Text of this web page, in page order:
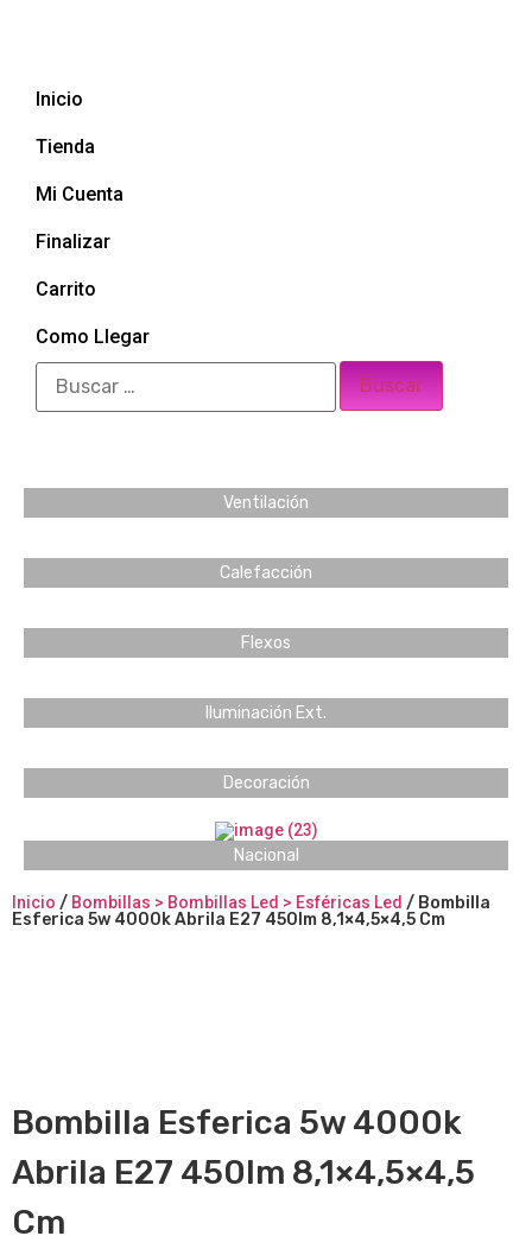
Inicio
Tienda
Mi Cuenta
Finalizar
Carrito
Como Llegar
Ventilación
Calefacción
Flexos
Iluminación Ext.
Decoración
Nacional
Inicio / Bombillas > Bombillas Led > Esféricas Led / Bombilla
Esferica 5w 4000k Abrila E27 450lm 8,1×4,5×4,5 Cm
Bombilla Esferica 5w 4000k
Abrila E27 450lm 8,1×4,5×4,5
Cm